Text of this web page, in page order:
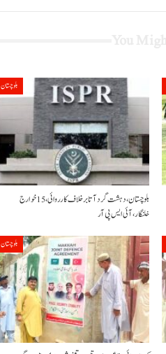
بلوچستان
بلوچستان، دہشت گرد آتا برخلاف کارروائی، 15خوارج
خلنگار،آئی ایس پی آر
بلوچستان